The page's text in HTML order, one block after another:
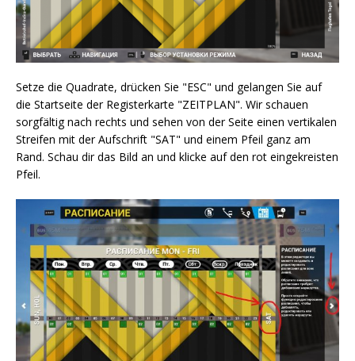
Setze die Quadrate, drücken Sie "ESC" und gelangen Sie auf
die Startseite der Registerkarte "ZEITPLAN". Wir schauen
sorgfältig nach rechts und sehen von der Seite einen vertikalen
Streifen mit der Aufschrift "SAT" und einem Pfeil ganz am
Rand. Schau dir das Bild an und klicke auf den rot eingekreisten
Pfeil.